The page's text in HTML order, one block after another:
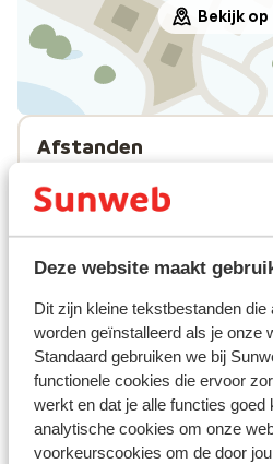
Deze website maakt
Dit zijn kleine tekstbestanden
worden geïnstalleerd als je onze
Standaard gebruiken we bij
functionele cookies die ervoor
werkt en dat je alle functies goed
analytische cookies om onze
voorkeurscookies om de door
Bekijk
Afstanden
Skipiste: 500 m
Restaurant: 200 m
Skipas, -les en
Skipas
Skilessen